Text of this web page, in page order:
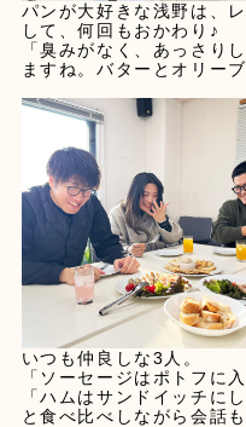
パンが大好きな浅野は、
して、何回もおかわり♪
「臭みがなく、あっさり
ますね。バターとオリー
いつも仲良しな3人。
「ソーセージはポトフに
「ハムはサンドイッチに
と食べ比べしながら会話